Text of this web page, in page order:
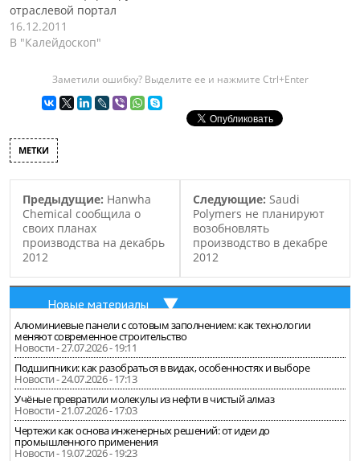
дорожное полотно,
полимер проникает и
полностью закупоривает
проведены…
отраслевой портал
ПластЭксперт, ученые из
Института исследований
общества имени Макса
создании нового
для сенсорных экранов.
Уникальной новую
необчное свойство –
способность
самоочищаться! Новое
покрытие легко отражает
16.12.2011
В "Калейдоскоп"
Заметили ошибку? Выделите ее и нажмите Ctrl+Enter
МЕТКИ
Предыдущие: Hanwha
Chemical сообщила о
своих планах
производства на декабрь
2012
Следующие: Saudi
Polymers не планируют
возобновлять
производство в декабре
2012
Новые материалы
Алюминиевые панели с сотовым заполнением: как технологии
меняют современное строительство
Новости - 27.07.2026 - 19:11
Подшипники: как разобраться в видах, особенностях и выборе
Новости - 24.07.2026 - 17:13
Учёные превратили молекулы из нефти в чистый алмаз
Новости - 21.07.2026 - 17:03
Чертежи как основа инженерных решений: от идеи до
промышленного применения
Новости - 19.07.2026 - 19:23